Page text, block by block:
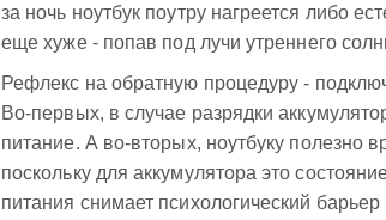
за ночь ноутбук поутру нагреется либо
еще хуже - попав под лучи утреннего
Рефлекс на обратную процедуру -
Во-первых, в случае разрядки
питание. А во-вторых, ноутбуку полезно
поскольку для аккумулятора это
питания снимает психологический